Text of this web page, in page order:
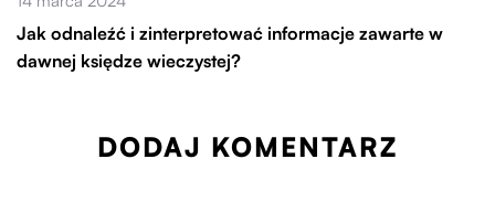
Jak odnaleźć i zinterpretować informacje zawarte w
dawnej księdze wieczystej?
DODAJ KOMENTARZ